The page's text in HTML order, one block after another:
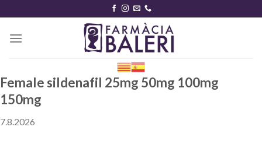
content
Female sildenafil 25mg 50mg 100mg
150mg
7.8.2026